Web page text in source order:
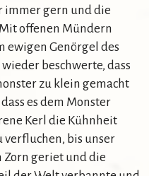
immer gern und die
offenen Mündern
ewigen Genörgel des
beschwerte, dass
zu klein gemacht
es dem Monster
Kerl die Kühnheit
verfluchen, bis unser
Zorn geriet und die